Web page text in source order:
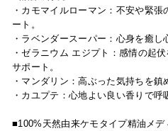
・カモマイルローマン： 不安や緊張
ート。
・ラベンダースーパー： 心身を癒し
・ゼラニウム エジプト： 感情の起
サポート。
・ マンダリン：高ぶった気持ちを鎮
・カユプテ： 心地よい良い香りで呼
■100%天然由来ケモタイプ精油 メ